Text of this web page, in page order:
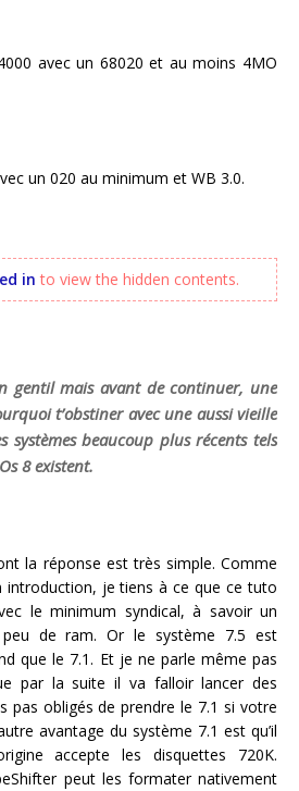
avec un 68020 et au moins 4MO
un 020 au minimum et WB 3.0.
in to view the hidden contents.
gentil mais avant de continuer, une
t’obstiner avec une aussi vieille
systèmes beaucoup plus récents tels
8 existent.
la réponse est très simple. Comme
introduction, je tiens à ce que ce tuto
le minimum syndical, à savoir un
de ram. Or le système 7.5 est
que le 7.1. Et je ne parle même pas
par la suite il va falloir lancer des
pas obligés de prendre le 7.1 si votre
avantage du système 7.1 est qu’il
accepte les disquettes 720K.
peut les formater nativement